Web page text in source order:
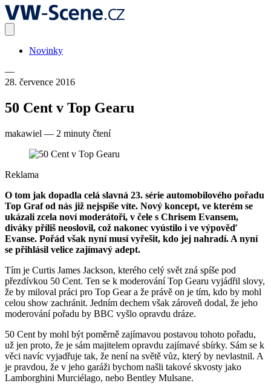
Novinky
—
28. července 2016
50 Cent v Top Gearu
makawiel — 2 minuty čtení
Reklama
O tom jak dopadla celá slavná 23. série automobilového pořadu
Top Graf od nás již nejspíše víte. Nový koncept, ve kterém se
ukázali zcela noví moderátoři, v čele s Chrisem Evansem,
diváky příliš neoslovil, což nakonec vyústilo i ve výpověď
Evanse. Pořád však nyní musí vyřešit, kdo jej nahradí. A nyní
se přihlásil velice zajímavý adept.
Tím je Curtis James Jackson, kterého celý svět zná spíše pod
přezdívkou 50 Cent. Ten se k moderování Top Gearu vyjádřil slovy,
že by miloval práci pro Top Gear a že právě on je tím, kdo by mohl
celou show zachránit. Jedním dechem však zároveň dodal, že jeho
moderování pořadu by BBC vyšlo opravdu dráze.
50 Cent by mohl být poměrně zajímavou postavou tohoto pořadu,
už jen proto, že je sám majitelem opravdu zajímavé sbírky. Sám se k
věci navíc vyjadřuje tak, že není na světě vůz, který by nevlastnil. A
je pravdou, že v jeho garáži bychom našli takové skvosty jako
Lamborghini Murciélago, nebo Bentley Mulsane.